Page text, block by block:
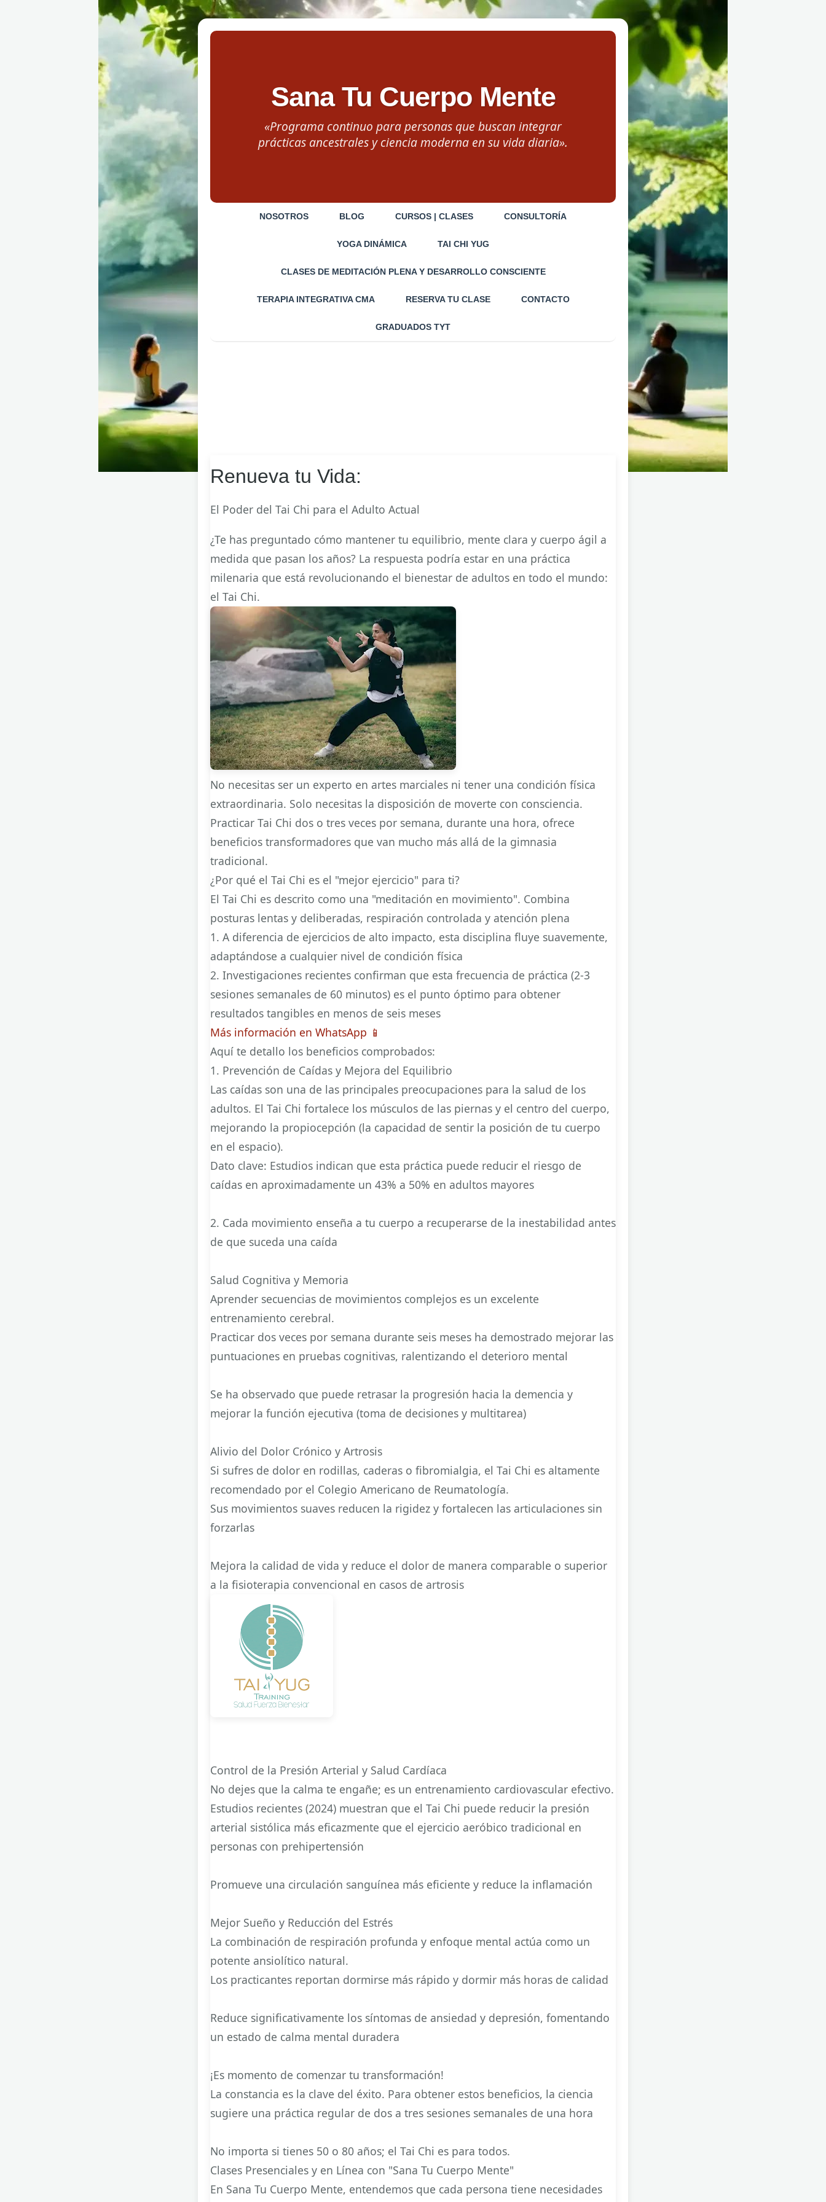
Sana Tu Cuerpo Mente
«Programa continuo para personas que buscan integrar
prácticas ancestrales y ciencia moderna en su vida diaria».
NOSOTROS BLOG CURSOS | CLASES CONSULTORÍA
YOGA DINÁMICA TAI CHI YUG
CLASES DE MEDITACIÓN PLENA Y DESARROLLO CONSCIENTE
TERAPIA INTEGRATIVA CMA RESERVA TU CLASE CONTACTO
GRADUADOS TYT
Renueva tu Vida:
El Poder del Tai Chi para el Adulto Actual
¿Te has preguntado cómo mantener tu equilibrio, mente clara y cuerpo ágil a
medida que pasan los años? La respuesta podría estar en una práctica
milenaria que está revolucionando el bienestar de adultos en todo el mundo:
el Tai Chi.
No necesitas ser un experto en artes marciales ni tener una condición física
extraordinaria. Solo necesitas la disposición de moverte con consciencia.
Practicar Tai Chi dos o tres veces por semana, durante una hora, ofrece
beneficios transformadores que van mucho más allá de la gimnasia
tradicional.
¿Por qué el Tai Chi es el "mejor ejercicio" para ti?
El Tai Chi es descrito como una "meditación en movimiento". Combina
posturas lentas y deliberadas, respiración controlada y atención plena
1. A diferencia de ejercicios de alto impacto, esta disciplina fluye suavemente,
adaptándose a cualquier nivel de condición física
2. Investigaciones recientes confirman que esta frecuencia de práctica (2-3
sesiones semanales de 60 minutos) es el punto óptimo para obtener
resultados tangibles en menos de seis meses
Más información en WhatsApp 📱
Aquí te detallo los beneficios comprobados:
1. Prevención de Caídas y Mejora del Equilibrio
Las caídas son una de las principales preocupaciones para la salud de los
adultos. El Tai Chi fortalece los músculos de las piernas y el centro del cuerpo,
mejorando la propiocepción (la capacidad de sentir la posición de tu cuerpo
en el espacio).
Dato clave: Estudios indican que esta práctica puede reducir el riesgo de
caídas en aproximadamente un 43% a 50% en adultos mayores
2. Cada movimiento enseña a tu cuerpo a recuperarse de la inestabilidad antes
de que suceda una caída
Salud Cognitiva y Memoria
Aprender secuencias de movimientos complejos es un excelente
entrenamiento cerebral.
Practicar dos veces por semana durante seis meses ha demostrado mejorar las
puntuaciones en pruebas cognitivas, ralentizando el deterioro mental
Se ha observado que puede retrasar la progresión hacia la demencia y
mejorar la función ejecutiva (toma de decisiones y multitarea)
Alivio del Dolor Crónico y Artrosis
Si sufres de dolor en rodillas, caderas o fibromialgia, el Tai Chi es altamente
recomendado por el Colegio Americano de Reumatología.
Sus movimientos suaves reducen la rigidez y fortalecen las articulaciones sin
forzarlas
Mejora la calidad de vida y reduce el dolor de manera comparable o superior
a la fisioterapia convencional en casos de artrosis
Control de la Presión Arterial y Salud Cardíaca
No dejes que la calma te engañe; es un entrenamiento cardiovascular efectivo.
Estudios recientes (2024) muestran que el Tai Chi puede reducir la presión
arterial sistólica más eficazmente que el ejercicio aeróbico tradicional en
personas con prehipertensión
Promueve una circulación sanguínea más eficiente y reduce la inflamación
Mejor Sueño y Reducción del Estrés
La combinación de respiración profunda y enfoque mental actúa como un
potente ansiolítico natural.
Los practicantes reportan dormirse más rápido y dormir más horas de calidad
Reduce significativamente los síntomas de ansiedad y depresión, fomentando
un estado de calma mental duradera
¡Es momento de comenzar tu transformación!
La constancia es la clave del éxito. Para obtener estos beneficios, la ciencia
sugiere una práctica regular de dos a tres sesiones semanales de una hora
No importa si tienes 50 o 80 años; el Tai Chi es para todos.
Clases Presenciales y en Línea con "Sana Tu Cuerpo Mente"
En Sana Tu Cuerpo Mente, entendemos que cada persona tiene necesidades